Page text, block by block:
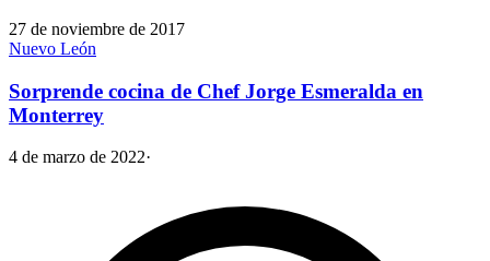
27 de noviembre de 2017
Nuevo León
Sorprende cocina de Chef Jorge Esmeralda en
Monterrey
4 de marzo de 2022·